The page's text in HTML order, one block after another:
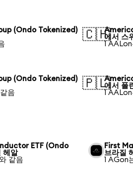
(Ondo Tokenized)
🇨🇭에서 스
1
(Ondo Tokenized)
음
🇵🇱에서 폴
1 AALon
ETF (Ondo
헤알
같음
First
브라질
1 AGon